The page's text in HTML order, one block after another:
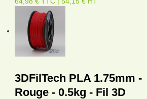
3DFilTech PLA 1.75mm -
Rouge - 0.5kg - Fil 3D